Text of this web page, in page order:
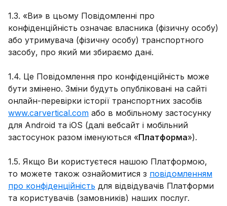
1.3. «Ви» в цьому Повідомленні про
конфіденційність означає власника (фізичну особу)
або утримувача (фізичну особу) транспортного
засобу, про який ми збираємо дані.
1.4. Це Повідомлення про конфіденційність може
бути змінено. Зміни будуть опубліковані на сайті
онлайн-перевірки історії транспортних засобів
www.carvertical.com або в мобільному застосунку
для Android та iOS (далі вебсайт і мобільний
застосунок разом іменуються «Платформа»).
1.5. Якщо Ви користуєтеся нашою Платформою,
то можете також ознайомитися з повідомленням
про конфіденційність для відвідувачів Платформи
та користувачів (замовників) наших послуг.